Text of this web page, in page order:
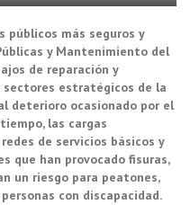
públicos más seguros y
y Mantenimiento del
de reparación y
sectores estratégicos de la
deterioro ocasionado por el
las cargas
de servicios básicos y
que han provocado fisuras,
un riesgo para peatones,
con discapacidad.